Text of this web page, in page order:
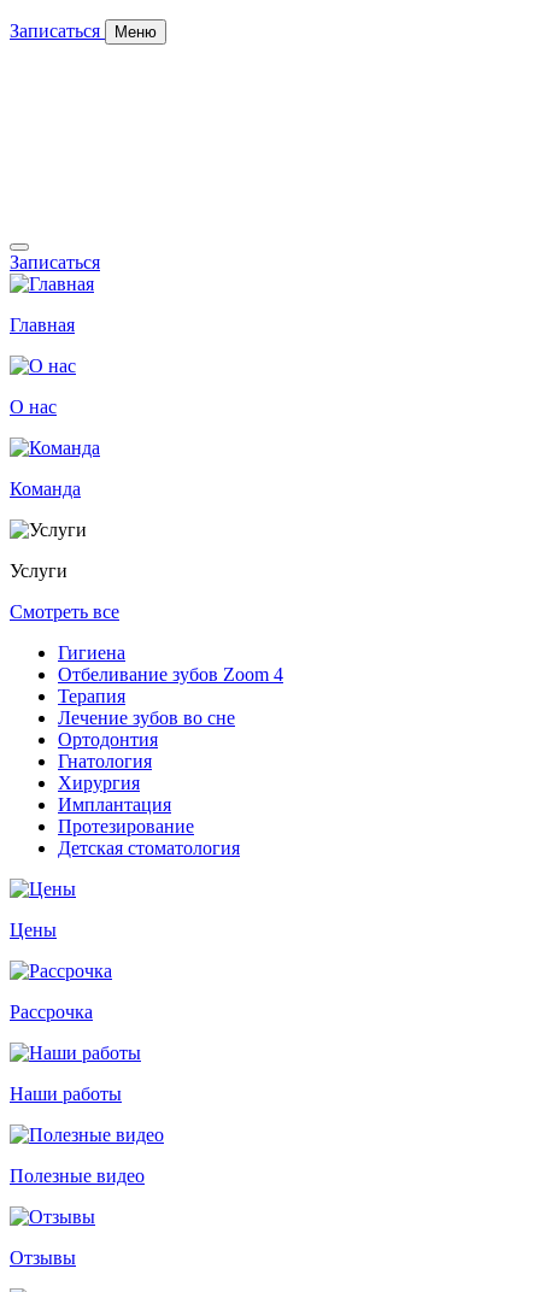
Записаться Меню
Записаться
Главная
О нас
Команда
Услуги
Смотреть все
Гигиена
Отбеливание зубов Zoom 4
Терапия
Лечение зубов во сне
Ортодонтия
Гнатология
Хирургия
Имплантация
Протезирование
Детская стоматология
Цены
Рассрочка
Наши работы
Полезные видео
Отзывы